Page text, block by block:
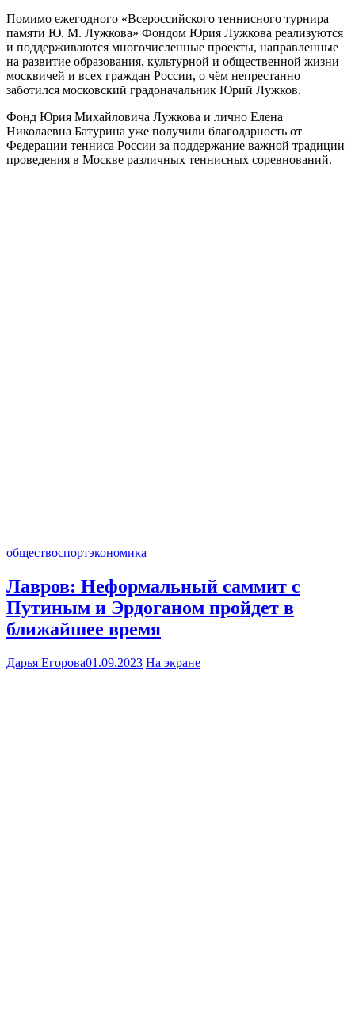
Помимо ежегодного «Всероссийского теннисного турнира
памяти Ю. М. Лужкова» Фондом Юрия Лужкова реализуются
и поддерживаются многочисленные проекты, направленные
на развитие образования, культурной и общественной жизни
москвичей и всех граждан России, о чём непрестанно
заботился московский градоначальник Юрий Лужков.
Фонд Юрия Михайловича Лужкова и лично Елена
Николаевна Батурина уже получили благодарность от
Федерации тенниса России за поддержание важной традиции
проведения в Москве различных теннисных соревнований.
обществоспортэкономика
Лавров: Неформальный саммит с
Путиным и Эрдоганом пройдет в
ближайшее время
Дарья Егорова01.09.2023 На экране